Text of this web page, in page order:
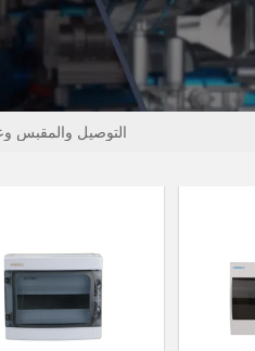
التوصيل والمقبس